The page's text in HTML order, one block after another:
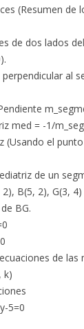
(Resumen de
de dos lados
al
med = -1/
(Usando el
de un
B(5, 2), G(3,
BG.
de las
k)
5=0